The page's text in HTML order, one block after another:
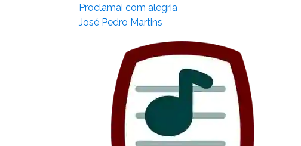
Proclamai com alegria
José Pedro Martins